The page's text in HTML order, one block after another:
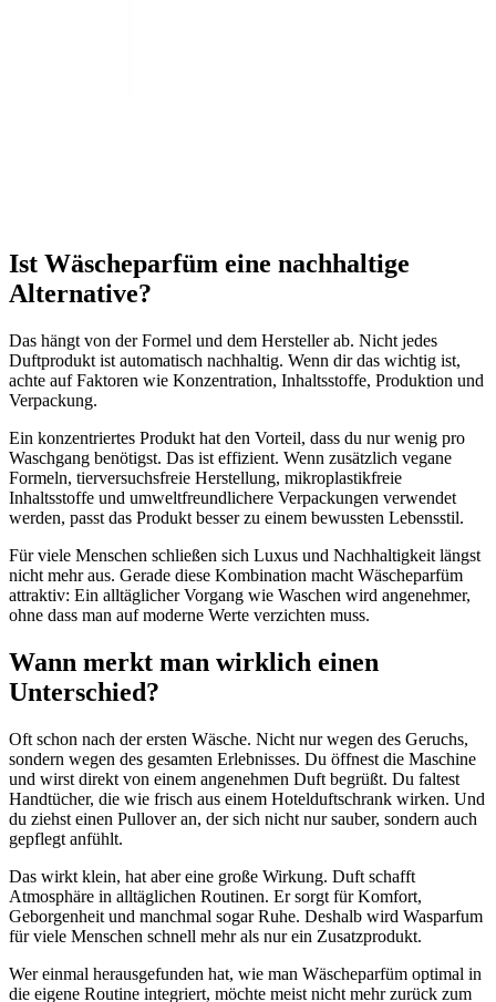
Ist Wäscheparfüm eine nachhaltige
Alternative?
Das hängt von der Formel und dem Hersteller ab. Nicht jedes
Duftprodukt ist automatisch nachhaltig. Wenn dir das wichtig ist,
achte auf Faktoren wie Konzentration, Inhaltsstoffe, Produktion und
Verpackung.
Ein konzentriertes Produkt hat den Vorteil, dass du nur wenig pro
Waschgang benötigst. Das ist effizient. Wenn zusätzlich vegane
Formeln, tierversuchsfreie Herstellung, mikroplastikfreie
Inhaltsstoffe und umweltfreundlichere Verpackungen verwendet
werden, passt das Produkt besser zu einem bewussten Lebensstil.
Für viele Menschen schließen sich Luxus und Nachhaltigkeit längst
nicht mehr aus. Gerade diese Kombination macht Wäscheparfüm
attraktiv: Ein alltäglicher Vorgang wie Waschen wird angenehmer,
ohne dass man auf moderne Werte verzichten muss.
Wann merkt man wirklich einen
Unterschied?
Oft schon nach der ersten Wäsche. Nicht nur wegen des Geruchs,
sondern wegen des gesamten Erlebnisses. Du öffnest die Maschine
und wirst direkt von einem angenehmen Duft begrüßt. Du faltest
Handtücher, die wie frisch aus einem Hotelduftschrank wirken. Und
du ziehst einen Pullover an, der sich nicht nur sauber, sondern auch
gepflegt anfühlt.
Das wirkt klein, hat aber eine große Wirkung. Duft schafft
Atmosphäre in alltäglichen Routinen. Er sorgt für Komfort,
Geborgenheit und manchmal sogar Ruhe. Deshalb wird Wasparfum
für viele Menschen schnell mehr als nur ein Zusatzprodukt.
Wer einmal herausgefunden hat, wie man Wäscheparfüm optimal in
die eigene Routine integriert, möchte meist nicht mehr zurück zum